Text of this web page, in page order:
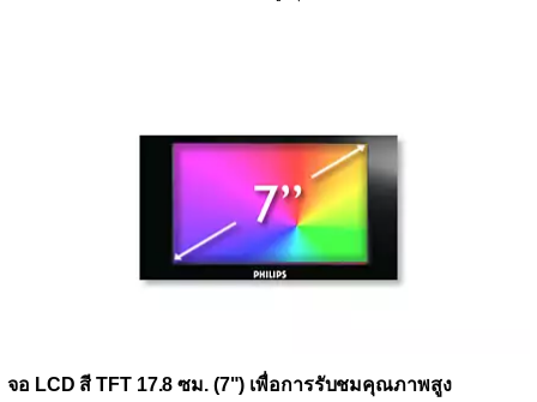
จอ LCD สี TFT 17.8 ซม. (7") เพื่อการรับชมคุณภาพสูง